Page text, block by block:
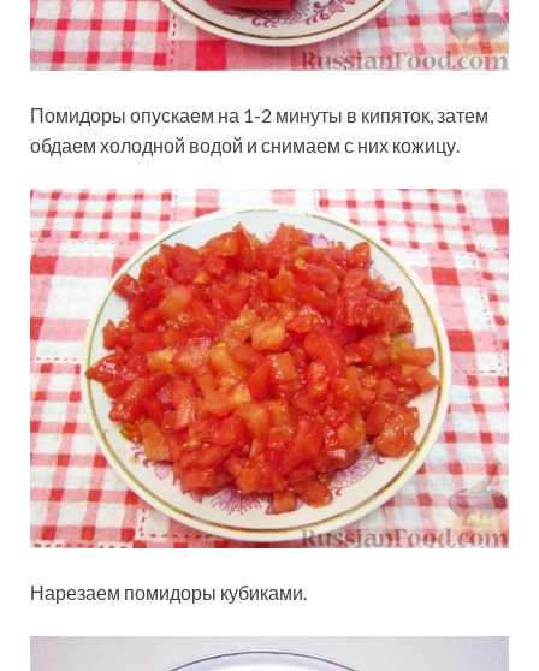
Помидоры опускаем на 1-2 минуты в кипяток, затем
обдаем холодной водой и снимаем с них кожицу.
Нарезаем помидоры кубиками.